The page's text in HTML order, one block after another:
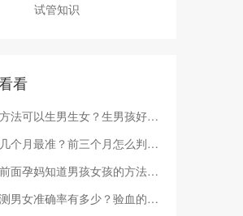
试管知识
看
可以生男生女？生男孩好还是生女孩好？
月最准？前三个月怎么判断男女？
妈知道男孩女孩的方法有哪些？分别有哪些症状？
女准确率有多少？验血的流程有哪些？